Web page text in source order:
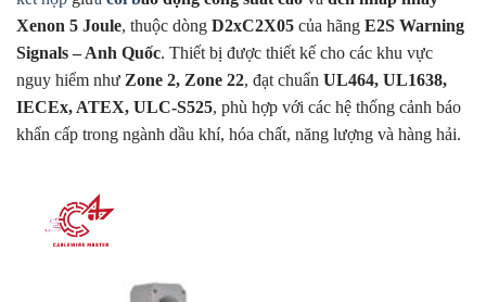
Xenon 5 Joule, thuộc dòng D2xC2X05 của hãng E2S Warning
Signals – Anh Quốc. Thiết bị được thiết kế cho các khu vực
nguy hiểm như Zone 2, Zone 22, đạt chuẩn UL464, UL1638,
IECEx, ATEX, ULC-S525, phù hợp với các hệ thống cảnh báo
khẩn cấp trong ngành dầu khí, hóa chất, năng lượng và hàng hải.